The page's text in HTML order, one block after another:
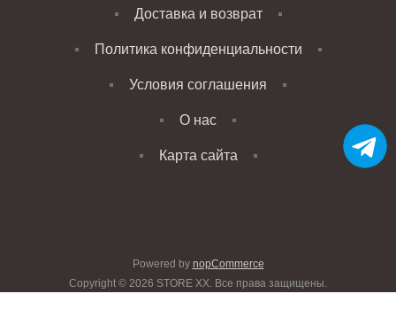
Доставка и возврат
Политика конфиденциальности
Условия соглашения
О нас
Карта сайта
Powered by nopCommerce
Copyright © 2026 STORE XX. Все права защищены.